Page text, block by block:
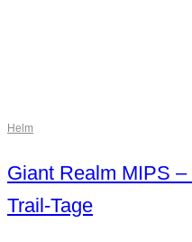
Helm
Giant Realm MIPS
Trail-Tage